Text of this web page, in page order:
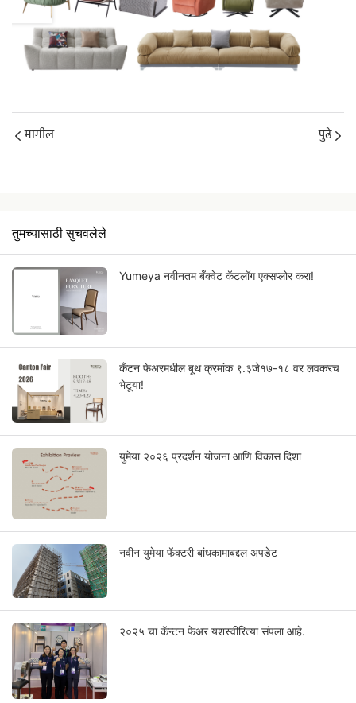
मागील पुढे
तुमच्यासाठी सुचवलेले
Yumeya नवीनतम बँक्वेट कॅटलॉग एक्सप्लोर करा!
कँटन फेअरमधील बूथ क्रमांक ९.३जे१७-१८ वर लवकरच
भेटूया!
युमेया २०२६ प्रदर्शन योजना आणि विकास दिशा
नवीन युमेया फॅक्टरी बांधकामाबद्दल अपडेट
२०२५ चा कॅन्टन फेअर यशस्वीरित्या संपला आहे.